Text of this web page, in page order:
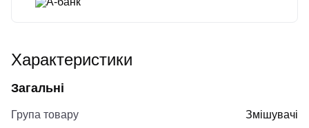
Характеристики
Загальні
Група товару Змішувачі